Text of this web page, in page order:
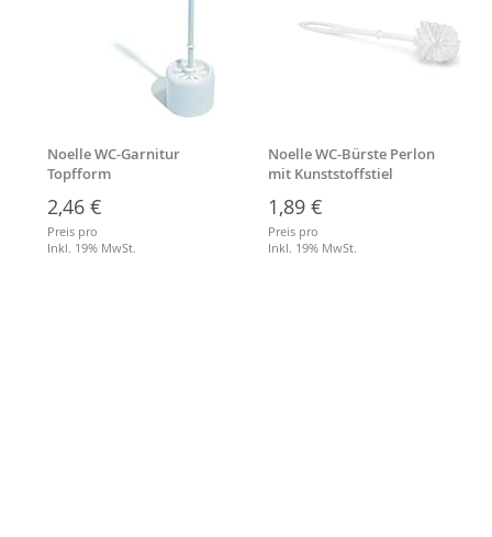
Noelle WC-Garnitur
Topfform
2,46 €
Preis pro
Inkl. 19% MwSt.
Noelle WC-Bürste Perlon
mit Kunststoffstiel
1,89 €
Preis pro
Inkl. 19% MwSt.